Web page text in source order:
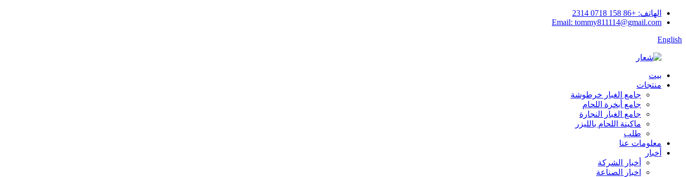
الهاتف: +86 158 0718 2314
Email: tommy811114@gmail.com
English
بيت
منتجات
جامع الغبار خرطوشة
جامع أبخرة اللحام
جامع الغبار النجارة
ماكينة اللحام بالليزر
طلب
معلومات عنا
أخبار
أخبار الشركة
اخبار الصناعة